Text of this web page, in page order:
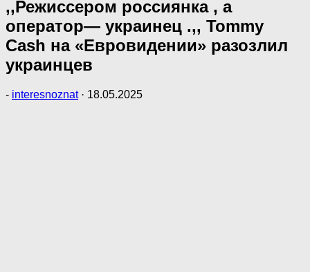
,,Режиссером россиянка , а
оператор— украинец .,, Tommy
Cash на «Евровидении» разозлил
украинцев
- interesnoznat · 18.05.2025